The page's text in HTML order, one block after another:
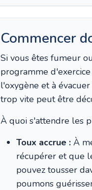
Commencer
Si vous êtes fumeur
programme
l'oxygène et à
trop vite peut être
À quoi s'attendre les
Toux accrue : À
récupérer et que
pouvez tousser
poumons